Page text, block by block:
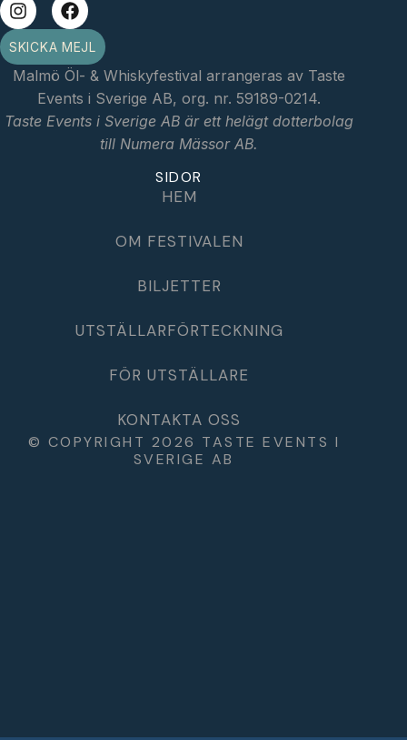
SKICKA MEJL
Malmö Öl- & Whiskyfestival arrangeras av Taste
Events i Sverige AB, org. nr. 59189-0214.
Taste Events i Sverige AB är ett helägt dotterbolag
till Numera Mässor AB.
SIDOR
HEM
OM FESTIVALEN
BILJETTER
UTSTÄLLARFÖRTECKNING
FÖR UTSTÄLLARE
KONTAKTA OSS
© COPYRIGHT 2026 TASTE EVENTS I
SVERIGE AB